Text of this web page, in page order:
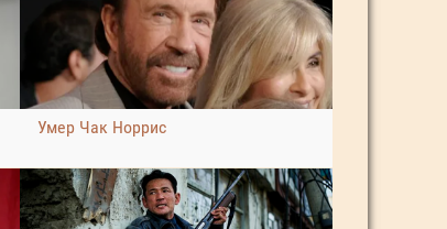
Умер Чак Норрис